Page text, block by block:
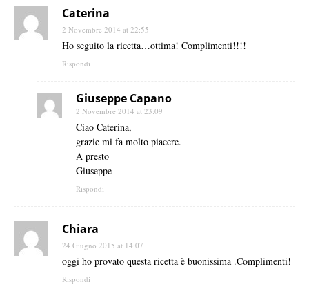
Caterina
2 Novembre 2014 at 22:55
Ho seguito la ricetta…ottima! Complimenti!!!!
Rispondi
Giuseppe Capano
2 Novembre 2014 at 23:09
Ciao Caterina,
grazie mi fa molto piacere.
A presto
Giuseppe
Rispondi
Chiara
24 Giugno 2015 at 14:07
oggi ho provato questa ricetta è buonissima .Complimenti!
Rispondi